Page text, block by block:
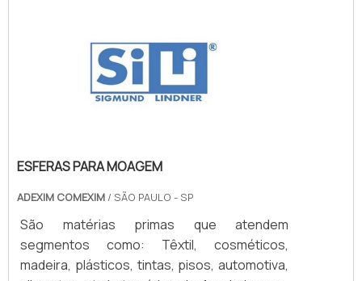
a destinação de madeiras, evitando assim,
que ocorram desperdícios durante a
ESFERAS PARA MOAGEM
ADEXIM COMEXIM / SÃO PAULO - SP
São matérias primas que atendem
segmentos como: Têxtil, cosméticos,
madeira, plásticos, tintas, pisos, automotiva,